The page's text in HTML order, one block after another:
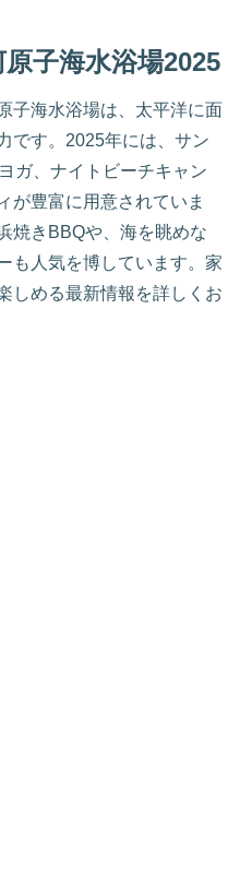
子海水浴場2025
子海水浴場は、太平洋に面
です。2025年には、サン
ガ、ナイトビーチキャン
が豊富に用意されていま
焼きBBQや、海を眺めな
も人気を博しています。家
しめる最新情報を詳しくお